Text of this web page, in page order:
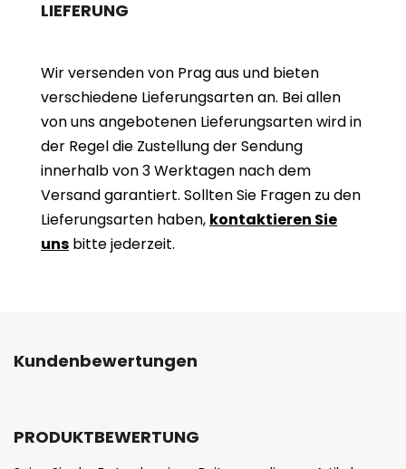
LIEFERUNG
Wir versenden von Prag aus und bieten
verschiedene Lieferungsarten an. Bei allen
von uns angebotenen Lieferungsarten wird in
der Regel die Zustellung der Sendung
innerhalb von 3 Werktagen nach dem
Versand garantiert. Sollten Sie Fragen zu den
Lieferungsarten haben, kontaktieren Sie
uns bitte jederzeit.
Kundenbewertungen
PRODUKTBEWERTUNG